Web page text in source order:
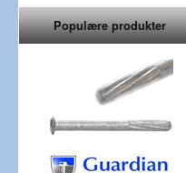
Populære produkter